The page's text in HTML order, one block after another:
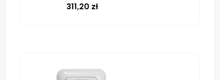
311,20 zł